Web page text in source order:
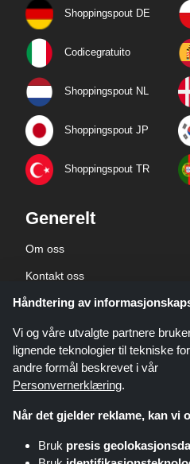
Shoppingspout DE
Codicegratuito
Shoppingspout NL
Shoppingspout JP
Shoppingspout TR
Generelt
Om oss
Kontakt oss
Bedriftsinformasjon
personvernerklæring
Shoppingspout.com/no er et nettsted
kuponger. Disse tilbudene eller
Håndtering av
Vi og våre utvalgte partnere
lignende teknologier til tekniske
andre formål beskrevet i vår
Personvernerklæring.
Når det gjelder reklame, kan vi
Bruk presis